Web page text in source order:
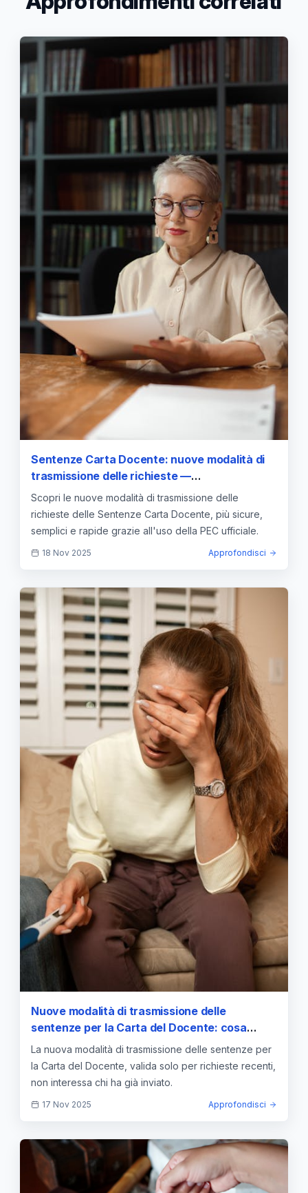
Sentenze Carta Docente: nuove modalità di
trasmissione delle richieste —
approfondimento e guida
Scopri le nuove modalità di trasmissione delle
richieste delle Sentenze Carta Docente, più sicure,
semplici e rapide grazie all'uso della PEC ufficiale.
18 Nov 2025 Approfondisci
Nuove modalità di trasmissione delle
sentenze per la Carta del Docente: cosa
cambia e cosa non riguarda
La nuova modalità di trasmissione delle sentenze per
la Carta del Docente, valida solo per richieste recenti,
non interessa chi ha già inviato.
17 Nov 2025 Approfondisci